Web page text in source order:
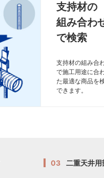
支持材の
組み合わ
で検索
支持材の組み合
で施工用途に合
た最適な商品を
できます。
03 二重天井用